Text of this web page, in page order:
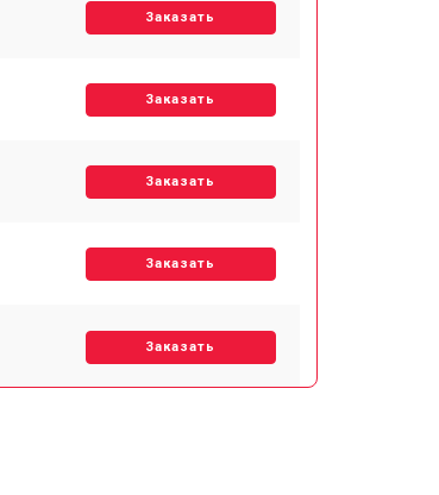
Заказать
Заказать
Заказать
Заказать
Заказать